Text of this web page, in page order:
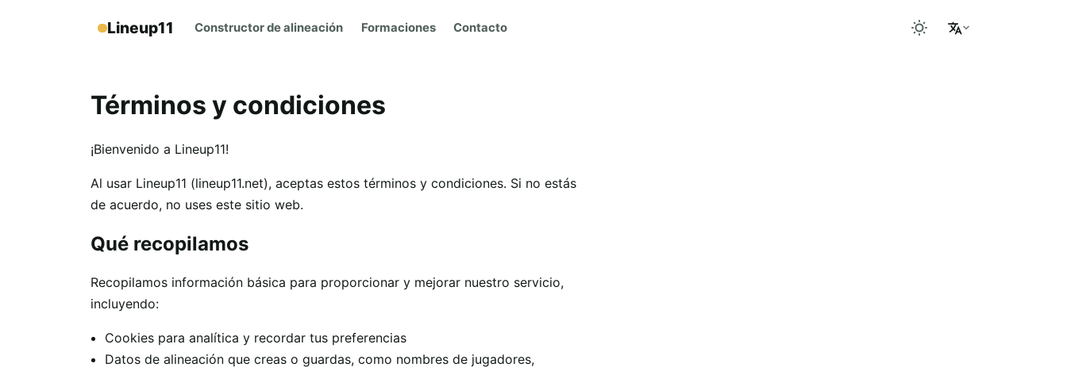
Lineup11 Constructor de alineación Formaciones Contacto
Términos y condiciones
¡Bienvenido a Lineup11!
Al usar Lineup11 (lineup11.net), aceptas estos términos y condiciones. Si no estás
de acuerdo, no uses este sitio web.
Qué recopilamos
Recopilamos información básica para proporcionar y mejorar nuestro servicio,
incluyendo:
Cookies para analítica y recordar tus preferencias
Datos de alineación que creas o guardas, como nombres de jugadores,